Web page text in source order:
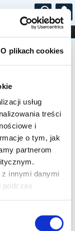
O plikach cookies
usług
treści
i
o tym, jak
partnerom
z innymi danymi
podczas
...
STAND-UP